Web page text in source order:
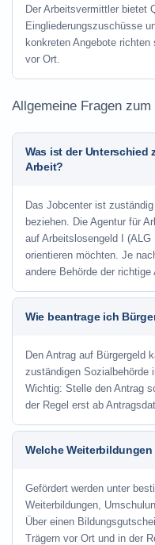
Der Arbeitsvermittler bietet
Eingliederungszuschüsse
konkreten Angebote
vor Ort.
Allgemeine Fragen
Was ist der Unterschied
Arbeit?
Das Jobcenter ist
beziehen. Die Agentur für
auf Arbeitslosengeld I
orientieren möchten. Je
andere Behörde der richtige
Wie beantrage ich
Den Antrag auf Bürgergeld
zuständigen Sozialbehörde
Wichtig: Stelle den Antrag
der Regel erst ab
Welche
Gefördert werden unter
Weiterbildungen,
Über einen
Trägern vor Ort und in der